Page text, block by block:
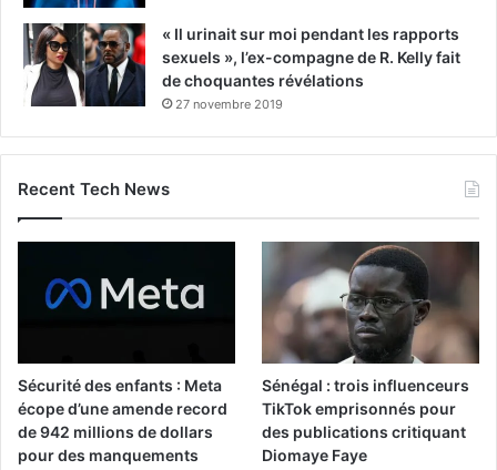
« Il urinait sur moi pendant les rapports
sexuels », l’ex-compagne de R. Kelly fait
de choquantes révélations
27 novembre 2019
Recent Tech News
Sécurité des enfants : Meta
écope d’une amende record
de 942 millions de dollars
pour des manquements
Sénégal : trois influenceurs
TikTok emprisonnés pour
des publications critiquant
Diomaye Faye